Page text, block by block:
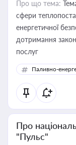
Про що тема:
сфери
енергетичної
дотримання
послуг
Паливно-
Про
"Пульс"